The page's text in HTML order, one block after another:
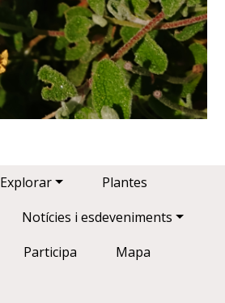
Explorar
Plantes
Notícies i esdeveniments
Participa
Mapa